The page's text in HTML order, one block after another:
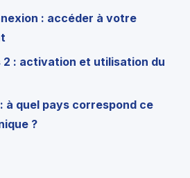
: accéder à votre
2 : activation et utilisation du
à quel pays correspond ce
?